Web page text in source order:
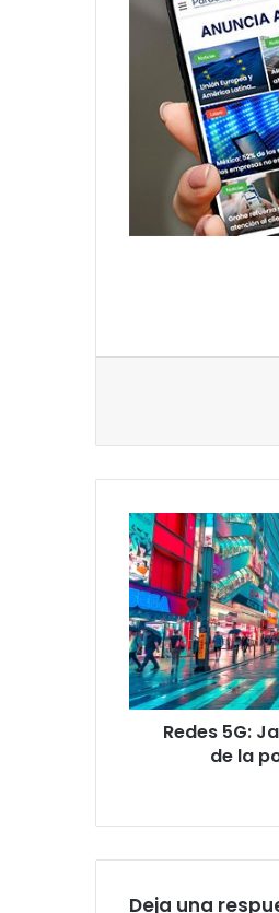
Redes
5G:
Japón
busca
cubrir
95%
de
la
población
Redes 5G:
de la
Deja una